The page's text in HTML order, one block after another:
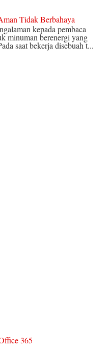
Tidak Berbahaya
kepada pembaca
minuman berenergi yang
saat bekerja disebuah t...
365